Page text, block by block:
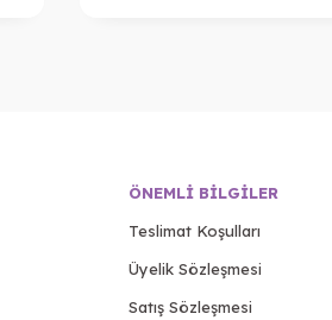
ÖNEMLI BILGILER
Teslimat Koşulları
Üyelik Sözleşmesi
Satış Sözleşmesi